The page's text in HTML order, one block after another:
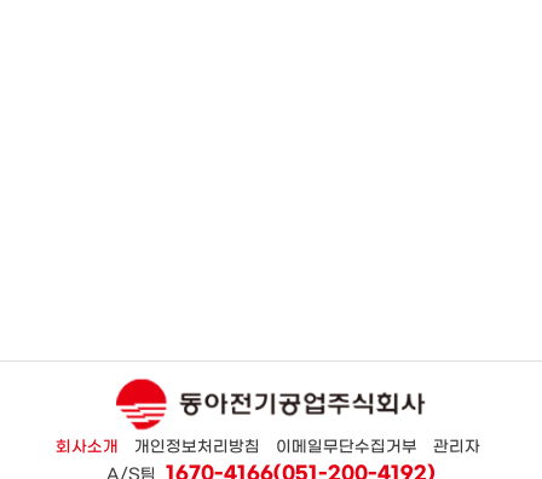
회사소개 개인정보처리방침 이메일무단수집거부
관리자
A/S팀
1670-4166(051-200-4192)